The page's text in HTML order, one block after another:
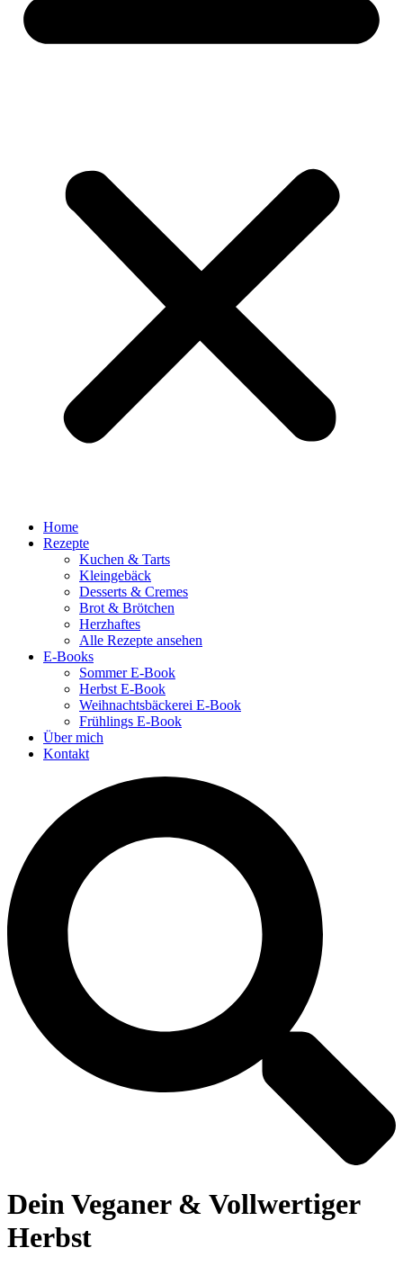
Home
Rezepte
Kuchen & Tarts
Kleingebäck
Desserts & Cremes
Brot & Brötchen
Herzhaftes
Alle Rezepte ansehen
E-Books
Sommer E-Book
Herbst E-Book
Weihnachtsbäckerei E-Book
Frühlings E-Book
Über mich
Kontakt
Dein Veganer & Vollwertiger​
Herbst